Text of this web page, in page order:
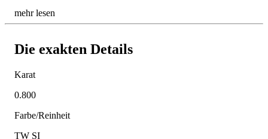
mehr lesen
Die exakten Details
Karat
0.800
Farbe/Reinheit
TW SI